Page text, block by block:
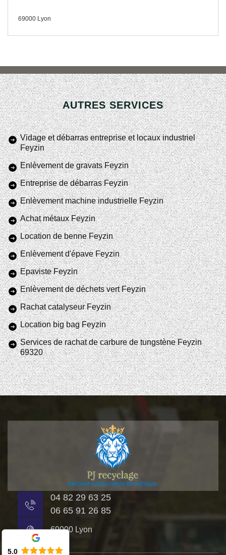
69000 Lyon
AUTRES SERVICES
Vidage et débarras entreprise et locaux industriel
Feyzin
Enlèvement de gravats Feyzin
Entreprise de débarras Feyzin
Enlèvement machine industrielle Feyzin
Achat métaux Feyzin
Location de benne Feyzin
Enlèvement d'épave Feyzin
Epaviste Feyzin
Enlèvement de déchets vert Feyzin
Rachat catalyseur Feyzin
Location big bag Feyzin
Services de rachat de carbure de tungstène Feyzin
69320
04 82 29 63 25
06 65 91 26 85
69000 Lyon
5.0